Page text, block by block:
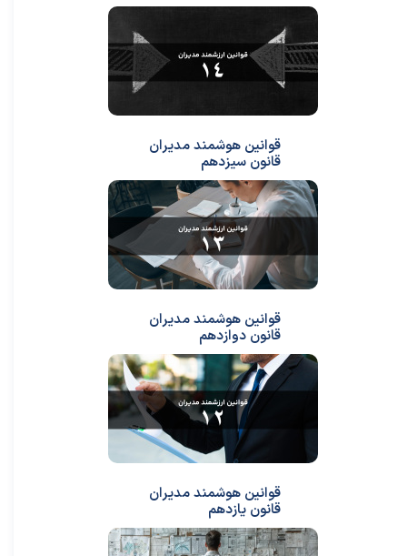
قوانین هوشمند مدیران
قانون سیزدهم
قوانین هوشمند مدیران
قانون دوازدهم
قوانین هوشمند مدیران
قانون یازدهم